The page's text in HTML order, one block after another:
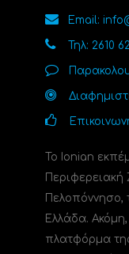
Email:
Τηλ: 2610
Το Ionian
Πελοπόννησο,
Ελλάδα.
πλατφόρμα